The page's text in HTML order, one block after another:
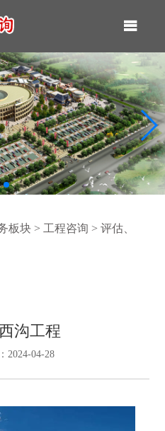
板块 > 工程咨询 >评估、
沟工程
2024-04-28